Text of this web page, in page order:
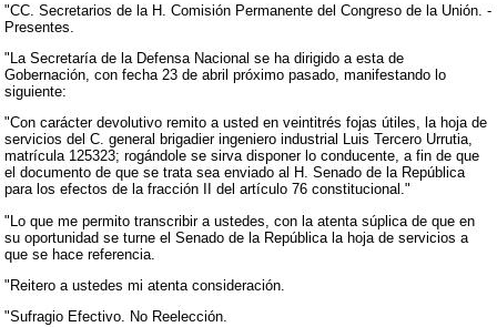
"CC. Secretarios de la H. Comisión Permanente del Congreso de la Unión. -
Presentes.
"La Secretaría de la Defensa Nacional se ha dirigido a esta de
Gobernación, con fecha 23 de abril próximo pasado, manifestando lo
siguiente:
"Con carácter devolutivo remito a usted en veintitrés fojas útiles, la hoja de
servicios del C. general brigadier ingeniero industrial Luis Tercero Urrutia,
matrícula 125323; rogándole se sirva disponer lo conducente, a fin de que
el documento de que se trata sea enviado al H. Senado de la República
para los efectos de la fracción II del artículo 76 constitucional."
"Lo que me permito transcribir a ustedes, con la atenta súplica de que en
su oportunidad se turne el Senado de la República la hoja de servicios a
que se hace referencia.
"Reitero a ustedes mi atenta consideración.
"Sufragio Efectivo. No Reelección.